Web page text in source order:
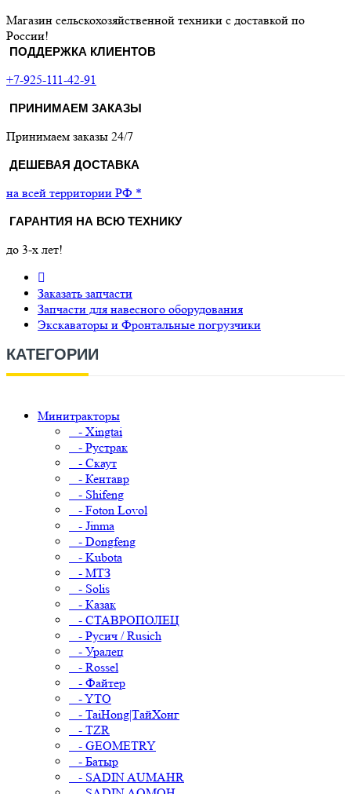
Магазин сельскохозяйственной техники с доставкой по
России!
ПОДДЕРЖКА КЛИЕНТОВ
+7-925-111-42-91
ПРИНИМАЕМ ЗАКАЗЫ
Принимаем заказы 24/7
ДЕШЕВАЯ ДОСТАВКА
на всей территории РФ *
ГАРАНТИЯ НА ВСЮ ТЕХНИКУ
до 3-х лет!
Заказать запчасти
Запчасти для навесного оборудования
Экскаваторы и Фронтальные погрузчики
КАТЕГОРИИ
Минитракторы
- Xingtai
- Рустрак
- Скаут
- Кентавр
- Shifeng
- Foton Lovol
- Jinma
- Dongfeng
- Kubota
- МТЗ
- Solis
- Казак
- СТАВРОПОЛЕЦ
- Русич / Rusich
- Уралец
- Rossel
- Файтер
- YTO
- TaiHong|ТайХонг
- TZR
- GEOMETRY
- Батыр
- SADIN AUMAHR